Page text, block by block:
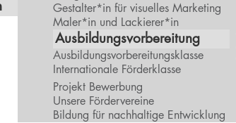
Gestalter*in für visuelles Marketing
Maler*in und Lackierer*in
Ausbildungsvorbereitung
Ausbildungsvorbereitungsklasse
Internationale Förderklasse
Projekt Bewerbung
Unsere Fördervereine
Bildung für nachhaltige Entwicklung